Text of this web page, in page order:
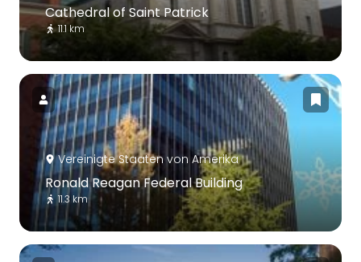
Cathedral of Saint Patrick
11.1 km
Vereinigte Staaten von Amerika
Ronald Reagan Federal Building
11.3 km